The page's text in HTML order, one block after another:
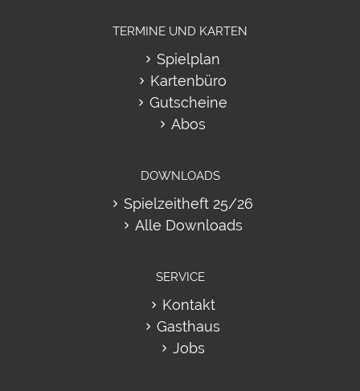
TERMINE UND KARTEN
Spielplan
Kartenbüro
Gutscheine
Abos
DOWNLOADS
Spielzeitheft 25/26
Alle Downloads
SERVICE
Kontakt
Gasthaus
Jobs